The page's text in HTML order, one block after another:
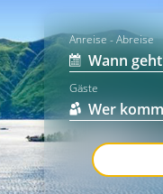
Anreise - Abreise
Gäste